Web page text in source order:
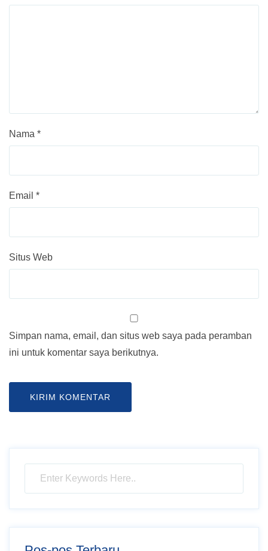
Nama *
Email *
Situs Web
Simpan nama, email, dan situs web saya pada peramban
ini untuk komentar saya berikutnya.